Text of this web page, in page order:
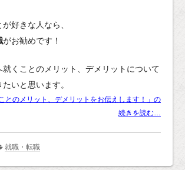
好きな人なら、
がお勧めです！
就くことのメリット、デメリットについて
いと思います。
とのメリット、デメリットをお伝えします！」の
続きを読む…
就職・転職